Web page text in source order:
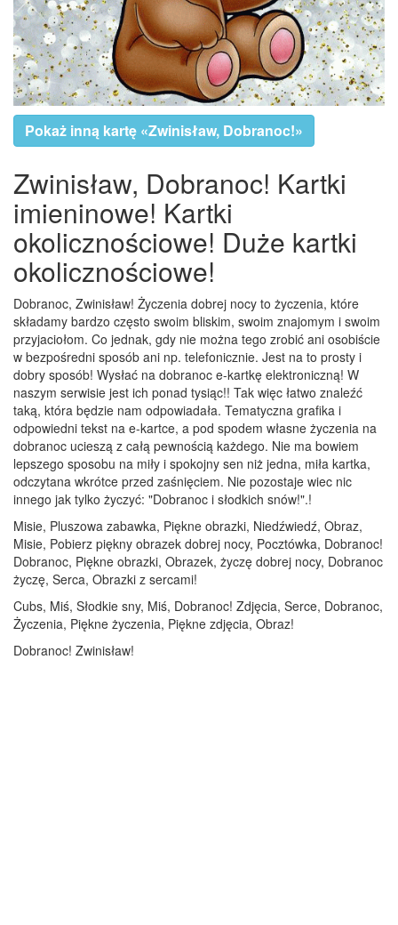
Pokaż inną kartę «Zwinisław, Dobranoc!»
Zwinisław, Dobranoc! Kartki
imieninowe! Kartki
okolicznościowe! Duże kartki
okolicznościowe!
Dobranoc, Zwinisław! Życzenia dobrej nocy to życzenia, które
składamy bardzo często swoim bliskim, swoim znajomym i swoim
przyjaciołom. Co jednak, gdy nie można tego zrobić ani osobiście
w bezpośredni sposób ani np. telefonicznie. Jest na to prosty i
dobry sposób! Wysłać na dobranoc e-kartkę elektroniczną! W
naszym serwisie jest ich ponad tysiąc!! Tak więc łatwo znaleźć
taką, która będzie nam odpowiadała. Tematyczna grafika i
odpowiedni tekst na e-kartce, a pod spodem własne życzenia na
dobranoc ucieszą z całą pewnością każdego. Nie ma bowiem
lepszego sposobu na miły i spokojny sen niż jedna, miła kartka,
odczytana wkrótce przed zaśnięciem. Nie pozostaje wiec nic
innego jak tylko życzyć: "Dobranoc i słodkich snów!".!
Misie, Pluszowa zabawka, Piękne obrazki, Niedźwiedź, Obraz,
Misie, Pobierz piękny obrazek dobrej nocy, Pocztówka, Dobranoc!
Dobranoc, Piękne obrazki, Obrazek, życzę dobrej nocy, Dobranoc
życzę, Serca, Obrazki z sercami!
Cubs, Miś, Słodkie sny, Miś, Dobranoc! Zdjęcia, Serce, Dobranoc,
Życzenia, Piękne życzenia, Piękne zdjęcia, Obraz!
Dobranoc! Zwinisław!